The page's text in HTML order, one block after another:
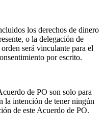
los derechos de dinero
o la delegación de
será vinculante para el
por escrito.
de PO son solo para
la intención de tener ningún
de este Acuerdo de PO.